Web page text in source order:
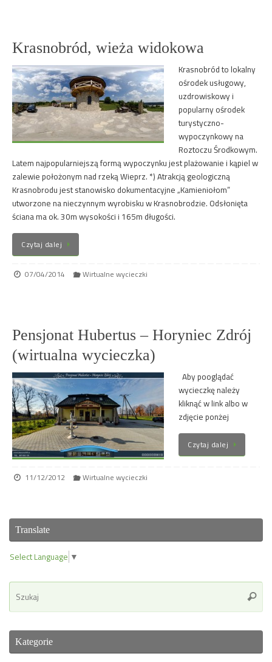
Krasnobród, wieża widokowa
Krasnobród to lokalny
ośrodek usługowy,
uzdrowiskowy i
popularny ośrodek
turystyczno-
wypoczynkowy na
Roztoczu Środkowym.
Latem najpopularniejszą formą wypoczynku jest plażowanie i kąpiel w
zalewie położonym nad rzeką Wieprz. *) Atrakcją geologiczną
Krasnobrodu jest stanowisko dokumentacyjne „Kamieniołom”
utworzone na nieczynnym wyrobisku w Krasnobrodzie. Odsłonięta
ściana ma ok. 30m wysokości i 165m długości.
Czytaj dalej
07/04/2014 Wirtualne wycieczki
Pensjonat Hubertus – Horyniec Zdrój
(wirtualna wycieczka)
Aby pooglądać
wycieczkę należy
kliknąć w link albo w
zdjęcie ponżej
Czytaj dalej
11/12/2012 Wirtualne wycieczki
Translate
Select Language ▼
Kategorie